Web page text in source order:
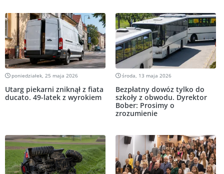
poniedziałek, 25 maja 2026
Utarg piekarni zniknął z fiata
ducato. 49-latek z wyrokiem
środa, 13 maja 2026
Bezpłatny dowóz tylko do
szkoły z obwodu. Dyrektor
Bober: Prosimy o
zrozumienie